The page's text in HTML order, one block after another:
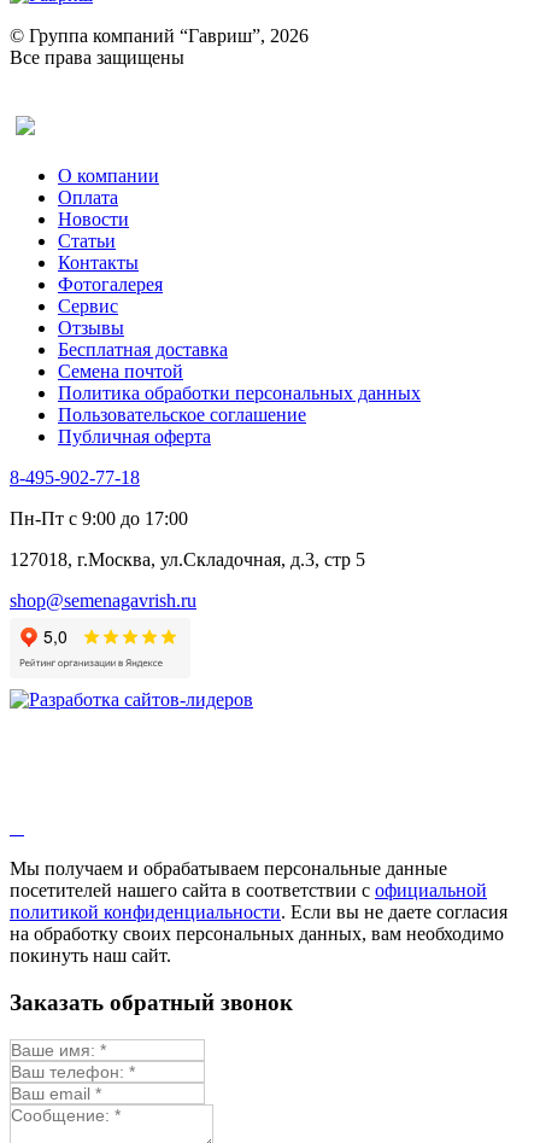
Ревень
Рукола
Рута
Тмин
Трава для чая
Туласи
Укроп
Фенхель пряный
Хризантема овощная
Цикорий пряный
Цикорий салатный (Витлуф)
Черемша
Шпинат
Щавель
Эндивий
Эстрагон
Алтей
Анис
Бессмертник
Валериана
Валерианелла
Гибискус лекарственный
Девясил
Душица
Змееголовник
Мыльнянка
Мята
Овсяный корень
Огуречная трава
Пустырник
Репешок
Синюха
Смесь лекарственных
© Группа компаний “Гавриш”, 2026
Все права защищены
О компании
Оплата
Новости
Статьи
Контакты
Фотогалерея​
Сервис
Отзывы
Бесплатная доставка
Семена почтой
Политика обработки персональных данных
Пользовательское соглашение
Публичная оферта
8-495-902-77-18
Пн-Пт с 9:00 до 17:00
127018, г.Москва, ул.Складочная, д.3, стр 5
shop@semenagavrish.ru
Мы получаем и обрабатываем персональные данные
посетителей нашего сайта в соответствии с официальной
политикой конфиденциальности. Если вы не даете согласия
на обработку своих персональных данных, вам необходимо
покинуть наш сайт.
Заказать обратный звонок